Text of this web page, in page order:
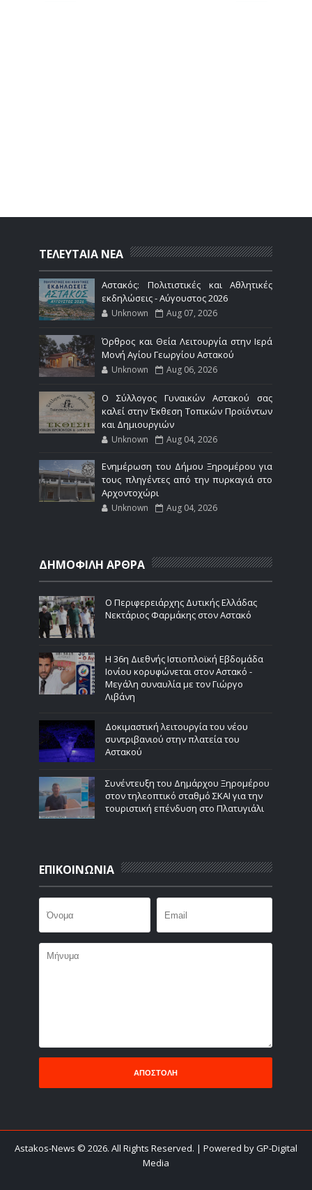
ΤΕΛΕΥΤΑΙΑ ΝΕΑ
Αστακός: Πολιτιστικές και Αθλητικές
εκδηλώσεις - Αύγουστος 2026
Unknown Aug 07, 2026
Όρθρος και Θεία Λειτουργία στην Ιερά
Μονή Αγίου Γεωργίου Αστακού
Unknown Aug 06, 2026
Ο Σύλλογος Γυναικών Αστακού σας
καλεί στην Έκθεση Τοπικών Προϊόντων
και Δημιουργιών
Unknown Aug 04, 2026
Ενημέρωση του Δήμου Ξηρομέρου για
τους πληγέντες από την πυρκαγιά στο
Αρχοντοχώρι
Unknown Aug 04, 2026
ΔΗΜΟΦΙΛΗ ΑΡΘΡΑ
Ο Περιφερειάρχης Δυτικής Ελλάδας
Νεκτάριος Φαρμάκης στον Αστακό
Η 36η Διεθνής Ιστιοπλοϊκή Εβδομάδα
Ιονίου κορυφώνεται στον Αστακό -
Μεγάλη συναυλία με τον Γιώργο
Λιβάνη
Δοκιμαστική λειτουργία του νέου
συντριβανιού στην πλατεία του
Αστακού
Συνέντευξη του Δημάρχου Ξηρομέρου
στον τηλεοπτικό σταθμό ΣΚΑΙ για την
τουριστική επένδυση στο Πλατυγιάλι
ΕΠΙΚΟΙΝΩΝΙΑ
Astakos-News © 2026. All Rights Reserved. | Powered by GP-Digital
Media